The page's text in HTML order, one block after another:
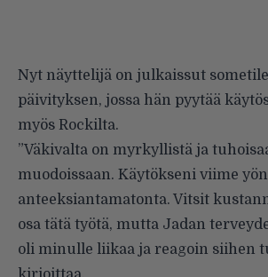
Nyt näyttelijä on julkaissut
päivityksen, jossa hän pyytää
myös Rockilta.
”Väkivalta on myrkyllistä ja
muodoissaan. Käytökseni viime
anteeksiantamatonta. Vitsit
osa tätä työtä, mutta Jadan
oli minulle liikaa ja reagoin siihen